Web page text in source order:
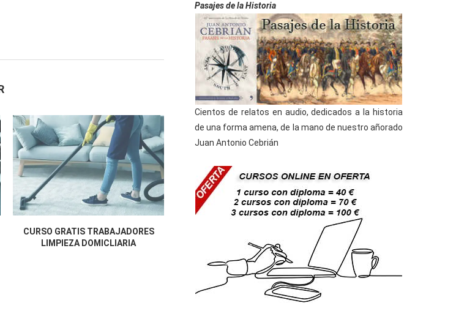
CURSO GRATIS TRABAJADORES
LIMPIEZA DOMICLIARIA
Pasajes de la Historia
Cientos de relatos en audio, dedicados a la historia
de una forma amena, de la mano de nuestro añorado
Juan Antonio Cebrián